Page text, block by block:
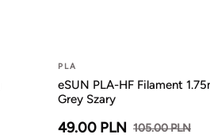
PLA
eSUN PLA-HF Filament
Grey Szary
49.00 PLN 105.00 PLN